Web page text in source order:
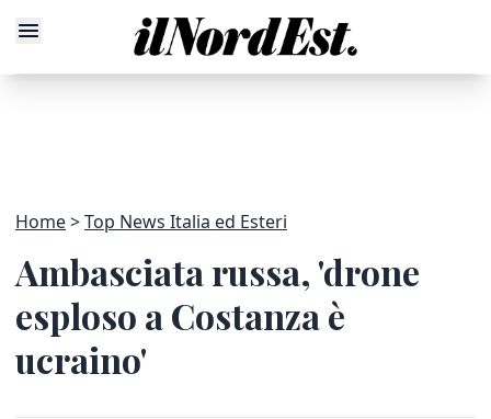
Home Top News Italia ed Esteri
Ambasciata russa, 'drone
esploso a Costanza è
ucraino'